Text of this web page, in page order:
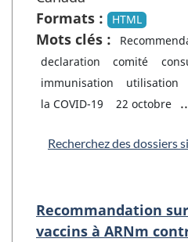
Formats :
HTML
Mots clés :
declaration
comité
immunisation
utilisation
la COVID-19
22 octobre
Recherchez des dossiers
Recommandation
vaccins à ARNm